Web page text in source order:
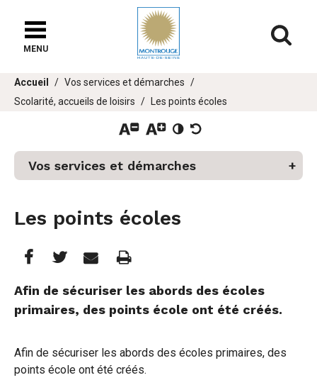
chat
MENU
Vous
êtes
Accueil
Vos services et démarches
Scolarité, accueils de loisirs
Les points écoles
Vos services et démarches
Les points écoles
Partager
cette
page
Facebook
Partager
cette
page
Twitter
Partager
cette
page
e-
Imprimer
Afin de sécuriser les abords des écoles
primaires, des points école ont été créés.
Afin de sécuriser les abords des écoles primaires, des
points école ont été créés.